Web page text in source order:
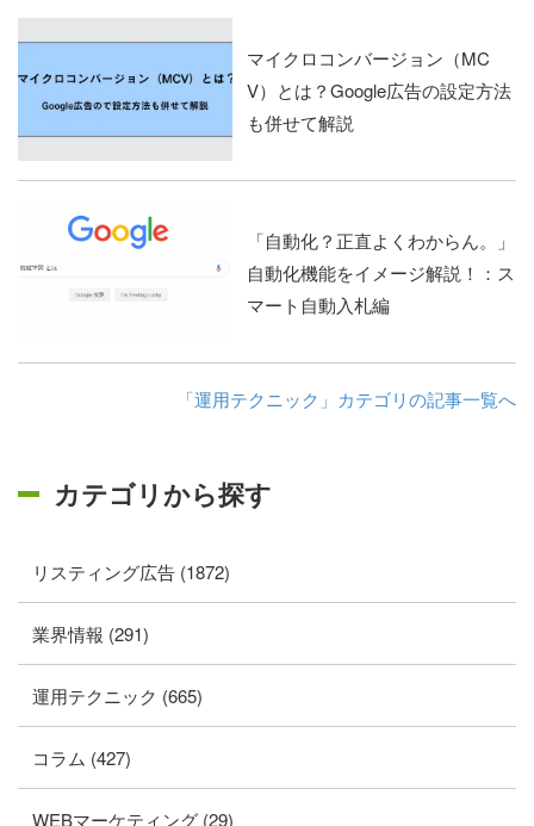
マイクロコンバージョン（MC
V）とは？Google広告の設定方法
も併せて解説
「自動化？正直よくわからん。」
自動化機能をイメージ解説！：ス
マート自動入札編
「運用テクニック」カテゴリの記事一覧へ
カテゴリから探す
リスティング広告 (1872)
業界情報 (291)
運用テクニック (665)
コラム (427)
WEBマーケティング (29)